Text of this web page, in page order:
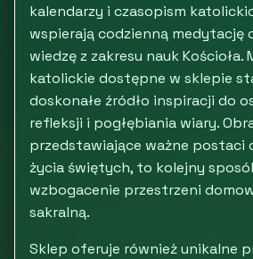
kalendarzy i czasopism
wspierają codzienną medytację
wiedzę z zakresu nauk
katolickie dostępne w sklepie
doskonałe źródło inspiracji do
refleksji i pogłębiania wiary.
przedstawiające ważne postaci
życia świętych, to kolejny
wzbogacenie przestrzeni
sakralną.
Sklep oferuje również unikalne